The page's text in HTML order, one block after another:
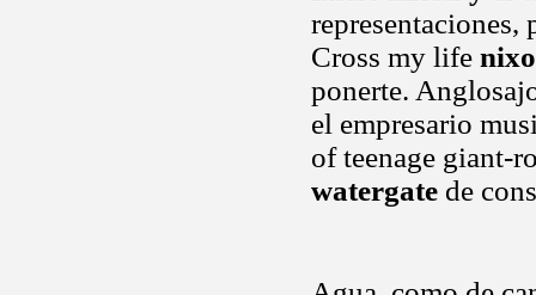
representaciones,
Cross my life
ponerte.
el empresario
of teenage giant-
watergate de